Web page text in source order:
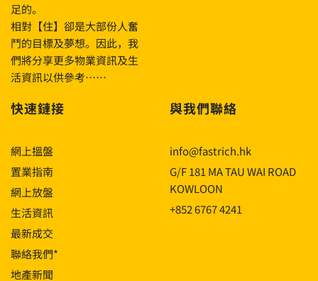
足的。
相對【住】卻是大部份人奮
鬥的目標及夢想。因此，我
們將分享更多物業資訊及生
活資訊以供參考……
快速鏈接
網上搵盤
置業指南
網上放盤
生活資訊
最新成交
聯絡我們*
地產新聞
與我們聯絡
info@fastrich.hk
G/F 181 MA TAU WAI ROAD
KOWLOON
+852 6767 4241